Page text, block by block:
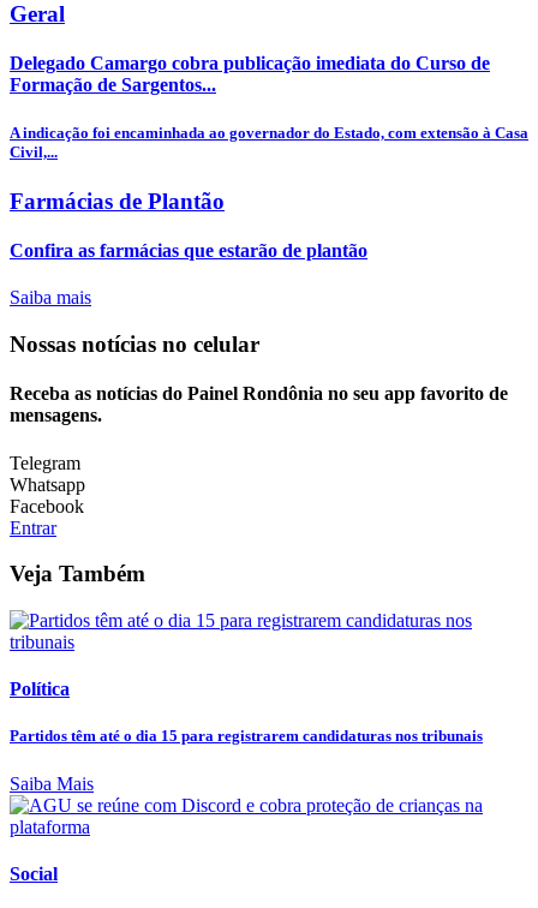
Geral
Delegado Camargo cobra publicação imediata do Curso de
Formação de Sargentos...
A indicação foi encaminhada ao governador do Estado, com extensão à Casa
Civil,...
Farmácias de Plantão
Confira as farmácias que estarão de plantão
Saiba mais
Nossas notícias no celular
Receba as notícias do Painel Rondônia no seu app favorito de
mensagens.
Telegram
Whatsapp
Facebook
Entrar
Veja Também
Política
Partidos têm até o dia 15 para registrarem candidaturas nos tribunais
Saiba Mais
Social